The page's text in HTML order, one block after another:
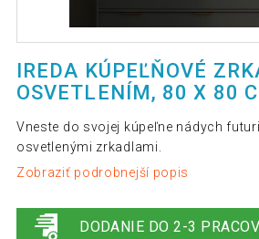
IREDA KÚPEĽŇOVÉ
OSVETLENÍM, 80 X 80
Vneste do svojej kúpeľne nádych
osvetlenými zrkadlami.
Zobraziť podrobnejší popis
DODANIE DO 2-3